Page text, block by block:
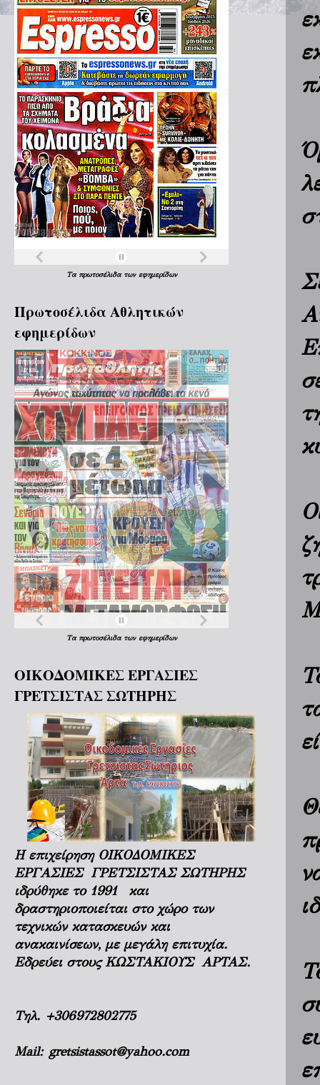
Τα πρωτοσέλιδα των εφημερίδων
Πρωτοσέλιδα Aθλητικών
εφημερίδων
Τα πρωτοσέλιδα των εφημερίδων
ΟΙΚΟΔΟΜΙΚΕΣ ΕΡΓΑΣΙΕΣ
ΓΡΕΤΣΙΣΤΑΣ ΣΩΤΗΡΗΣ
Η επιχείρηση ΟΙΚΟΔΟΜΙΚΕΣ
ΕΡΓΑΣΙΕΣ ΓΡΕΤΣΙΣΤΑΣ ΣΩΤΗΡΗΣ
ιδρύθηκε το 1991 και
δραστηριοποιείται στο χώρο των
τεχνικών κατασκευών και
ανακαινίσεων, με μεγάλη επιτυχία.
Εδρεύει στους ΚΩΣΤΑΚΙΟΥΣ ΑΡΤΑΣ.
Τηλ. +306972802775
Mail: gretsistassot@yahoo.com